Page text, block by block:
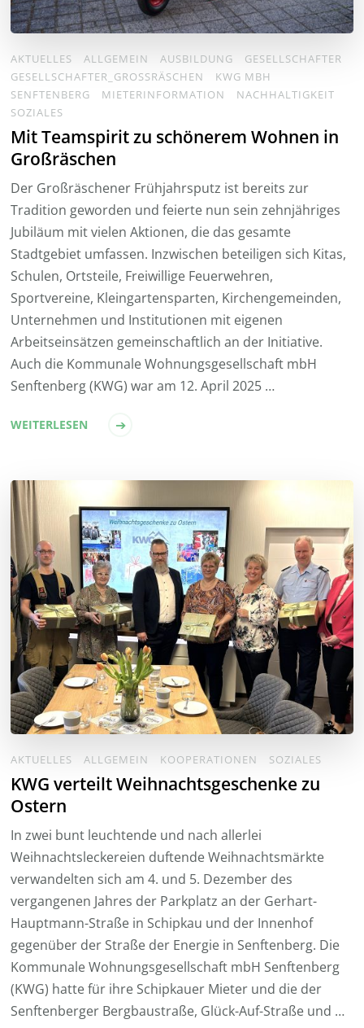
AKTUELLES ALLGEMEIN AUSBILDUNG
GESELLSCHAFTER
GESELLSCHAFTER_GROSSRÄSCHEN
KWG MBH
SENFTENBERG
MIETERINFORMATION
NACHHALTIGKEIT
SOZIALES
Mit Teamspirit zu schönerem Wohnen in
Großräschen
Der Großräschener Frühjahrsputz ist bereits zur
Tradition geworden und feierte nun sein zehnjähriges
Jubiläum mit vielen Aktionen, die das gesamte
Stadtgebiet umfassen. Inzwischen beteiligen sich Kitas,
Schulen, Ortsteile, Freiwillige Feuerwehren,
Sportvereine, Kleingartensparten, Kirchengemeinden,
Unternehmen und Institutionen mit eigenen
Arbeitseinsätzen gemeinschaftlich an der Initiative.
Auch die Kommunale Wohnungsgesellschaft mbH
Senftenberg (KWG) war am 12. April 2025 …
WEITERLESEN
AKTUELLES ALLGEMEIN KOOPERATIONEN SOZIALES
KWG verteilt Weihnachtsgeschenke zu
Ostern
In zwei bunt leuchtende und nach allerlei
Weihnachtsleckereien duftende Weihnachtsmärkte
verwandelten sich am 4. und 5. Dezember des
vergangenen Jahres der Parkplatz an der Gerhart-
Hauptmann-Straße in Schipkau und der Innenhof
gegenüber der Straße der Energie in Senftenberg. Die
Kommunale Wohnungsgesellschaft mbH Senftenberg
(KWG) hatte für ihre Schipkauer Mieter und die der
Senftenberger Bergbaustraße, Glück-Auf-Straße und …